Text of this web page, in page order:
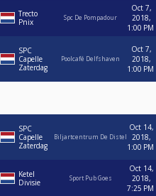
Trecto
Pnix
Spc De Pompadour
Oct 7,
2018,
1:00 PM
SPC
Capelle
Zaterdag
Poolcafé Delfshaven
Oct 7,
2018,
1:00 PM
SPC
Capelle
Zaterdag
Biljartcentrum De Distel
Oct 14,
2018,
1:00 PM
Ketel
Divisie
Sport Pub Goes
Oct 14,
2018,
7:25 PM